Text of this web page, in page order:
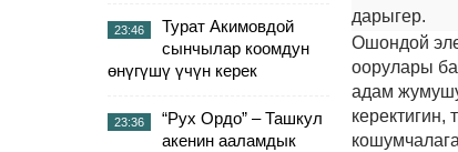
23:46
Турат Акимовдой
сынчылар коомдун
өнүгүшү үчүн керек
23:36
“Рух Ордо” – Ташкул
акенин ааламдык
дарыгер.
Ошондой
оорулары
адам
керектигин,